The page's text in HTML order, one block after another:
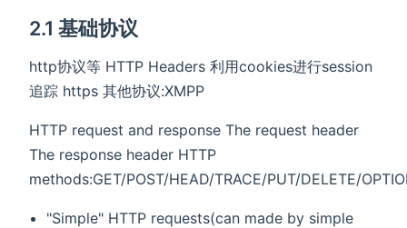
2.1 基础协议
http协议等 HTTP Headers 利用cookies进行session
追踪 https 其他协议:XMPP
HTTP request and response The request header
The response header HTTP
methods:GET/POST/HEAD/TRACE/PUT/DELETE/
"Simple" HTTP requests(can made by simple